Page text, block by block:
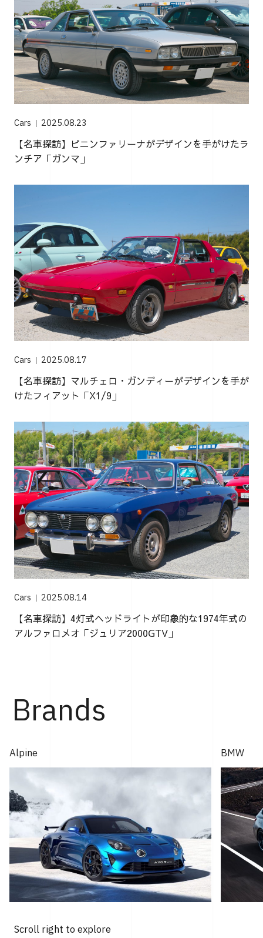
Cars 2025.08.23
【名車探訪】ピニンファリーナがデザインを手がけたラ
ンチア「ガンマ」
Cars 2025.08.17
【名車探訪】マルチェロ・ガンディーがデザインを手が
けたフィアット「X1/9」
Cars 2025.08.14
【名車探訪】4灯式ヘッドライトが印象的な1974年式の
アルファロメオ「ジュリア2000GTV」
Brands
Alpine BMW
Scroll right to explore